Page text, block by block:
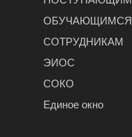
ОБУЧАЮЩИМСЯ
СОТРУДНИКАМ
ЭИОС
СОКО
Единое окно